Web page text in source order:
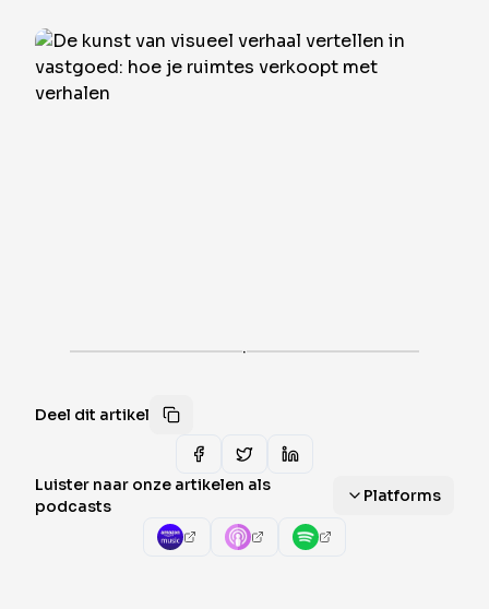
·
Deel dit artikel
Luister naar onze artikelen als
podcasts
Platforms